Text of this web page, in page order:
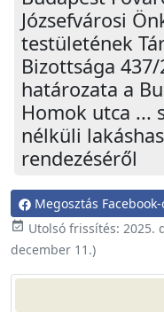
Józsefvárosi
testületének
Bizottsága
határozata a
Homok utca ...
nélküli
rendezéséről
Megosztás
event_available Utolsó frissítés: 2025.
december 11.)